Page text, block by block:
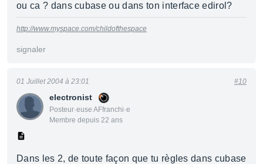
ou ca ? dans cubase ou dans ton interface edirol?
http://www.myspace.com/childofthespace
signaler
electronist
Posteur·euse AFfranchi·e
Membre depuis 22 ans
01 Juillet 2004 à 23:01 #10
Dans les 2, de toute façon que tu règles dans cubase